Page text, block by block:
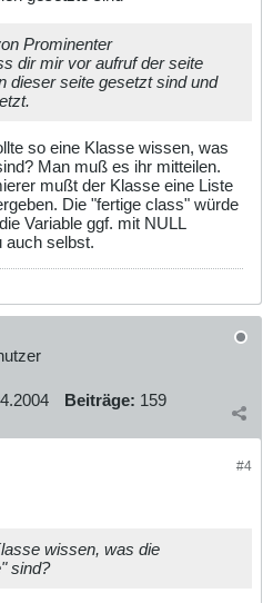
Prominenter
dir mir vor aufruf der seite
dieser seite gesetzt sind und
so eine Klasse wissen, was
Man muß es ihr mitteilen.
mußt der Klasse eine Liste
Die "fertige class" würde
Variable ggf. mit NULL
auch selbst.
Beiträge: 159
#4
wissen, was die
sind?